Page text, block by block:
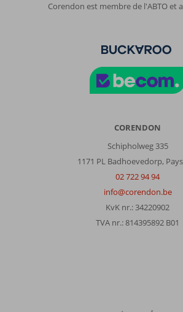
Corendon est membre de l'ABTO et
CORENDON
Schipholweg 335
1171 PL Badhoevedorp,
02 722 94 94
info@corendon.be
KvK nr.: 34220902
TVA nr.: 814395892 B01